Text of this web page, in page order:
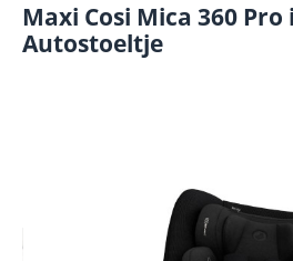
Maxi Cosi Mica 360 Pro
Autostoeltje